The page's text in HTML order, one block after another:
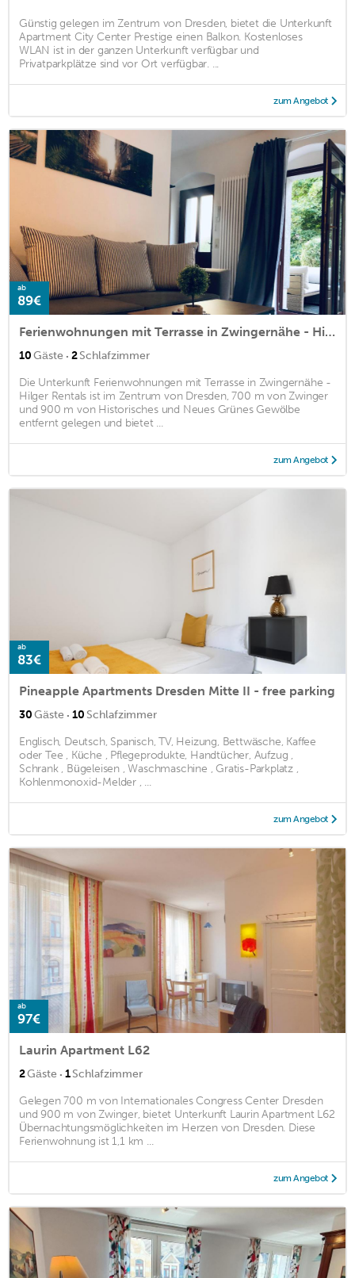
Günstig gelegen im Zentrum von Dresden, bietet die Unterkunft
Apartment City Center Prestige einen Balkon. Kostenloses
WLAN ist in der ganzen Unterkunft verfügbar und
Privatparkplätze sind vor Ort verfügbar. ...
zum Angebot
ab
89€
Ferienwohnungen mit Terrasse in Zwingernähe - Hilger Rentals
10Gäste · 2Schlafzimmer
Die Unterkunft Ferienwohnungen mit Terrasse in Zwingernähe -
Hilger Rentals ist im Zentrum von Dresden, 700 m von Zwinger
und 900 m von Historisches und Neues Grünes Gewölbe
entfernt gelegen und bietet ...
zum Angebot
ab
83€
Pineapple Apartments Dresden Mitte II - free parking
30Gäste · 10 Schlafzimmer
Englisch, Deutsch, Spanisch, TV, Heizung, Bettwäsche, Kaffee
oder Tee , Küche , Pflegeprodukte, Handtücher, Aufzug ,
Schrank , Bügeleisen , Waschmaschine , Gratis-Parkplatz ,
Kohlenmonoxid-Melder , ...
zum Angebot
ab
97€
Laurin Apartment L62
2Gäste · 1Schlafzimmer
Gelegen 700 m von Internationales Congress Center Dresden
und 900 m von Zwinger, bietet Unterkunft Laurin Apartment L62
Übernachtungsmöglichkeiten im Herzen von Dresden. Diese
Ferienwohnung ist 1,1 km ...
zum Angebot